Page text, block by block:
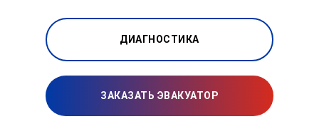
ДИАГНОСТИКА
ЗАКАЗАТЬ ЭВАКУАТОР